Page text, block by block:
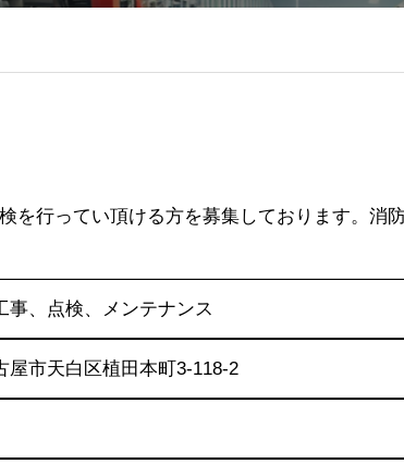
を行ってい頂ける方を募集しております。消
事、点検、メンテナンス
屋市天白区植田本町3-118-2